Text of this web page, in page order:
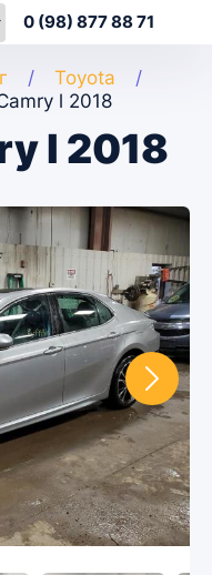
0 (98) 877 88 71
Toyota
l 2018
l 2018